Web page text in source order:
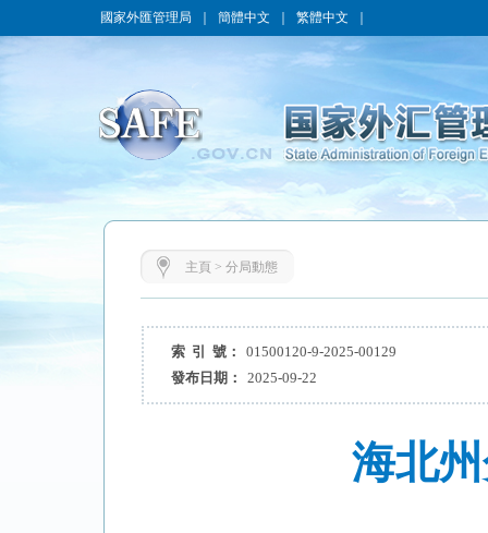
國家外匯管理局 簡體中文 繁體中文
主頁 > 分局動態
索 引 號：
01500120-9-2025-00129
發布日期：
2025-09-22
海北